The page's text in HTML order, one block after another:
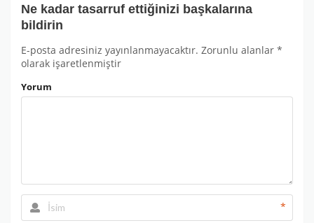
Ne kadar tasarruf ettiğinizi başkalarına
bildirin
E-posta adresiniz yayınlanmayacaktır. Zorunlu alanlar *
olarak işaretlenmiştir
Yorum
*